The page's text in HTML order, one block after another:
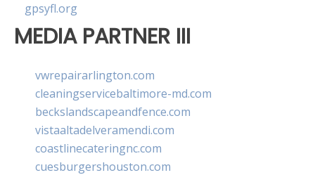
gpsyfl.org
MEDIA PARTNER III
vwrepairarlington.com
cleaningservicebaltimore-md.com
beckslandscapeandfence.com
vistaaltadelveramendi.com
coastlinecateringnc.com
cuesburgershouston.com